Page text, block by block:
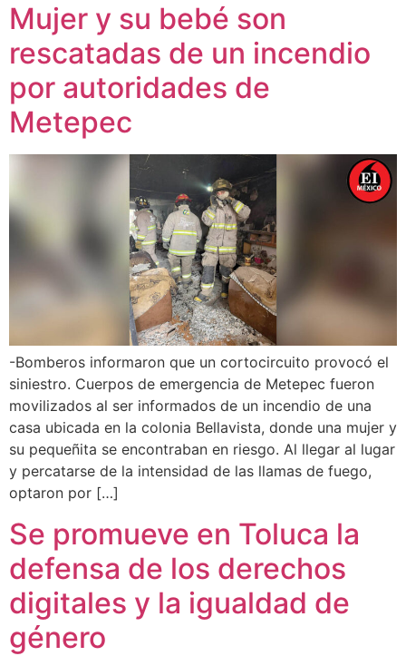
Mujer y su bebé son
rescatadas de un incendio
por autoridades de
Metepec
-Bomberos informaron que un cortocircuito provocó el
siniestro. Cuerpos de emergencia de Metepec fueron
movilizados al ser informados de un incendio de una
casa ubicada en la colonia Bellavista, donde una mujer y
su pequeñita se encontraban en riesgo. Al llegar al lugar
y percatarse de la intensidad de las llamas de fuego,
optaron por […]
Se promueve en Toluca la
defensa de los derechos
digitales y la igualdad de
género